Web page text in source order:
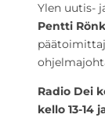
Ylen uutis-
Pentti
Radio Dei
kello 13-14